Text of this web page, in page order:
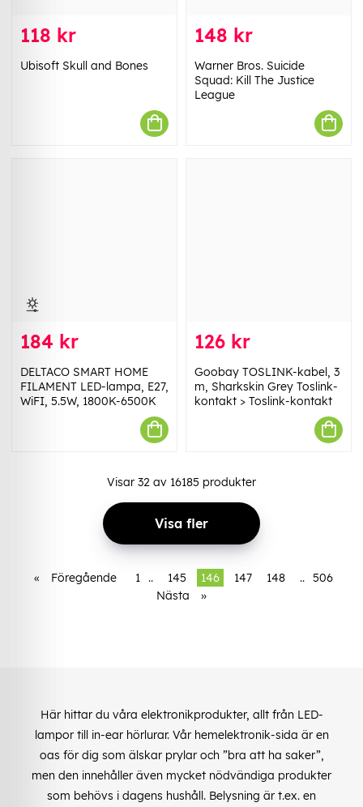
118 kr
Ubisoft Skull and Bones
148 kr
Warner Bros. Suicide
Squad: Kill The Justice
League
184 kr
DELTACO SMART HOME
FILAMENT LED-lampa, E27,
WiFI, 5.5W, 1800K-6500K
126 kr
Goobay TOSLINK-kabel, 3
m, Sharkskin Grey Toslink-
kontakt > Toslink-kontakt
Visar 32 av 16185 produkter
Visa fler
« Föregående 1 .. 145 146 147 148 .. 506
Nästa
»
Här hittar du våra elektronikprodukter, allt från LED-
lampor till in-ear hörlurar. Vår hemelektronik-sida är en
oas för dig som älskar prylar och ”bra att ha saker”,
men den innehåller även mycket nödvändiga produkter
som behövs i dagens hushåll. Belysning är t.ex. en